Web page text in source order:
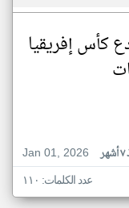
كأس إفريقيا
Jan 01, 2026
عدد الكلمات: ١١٠